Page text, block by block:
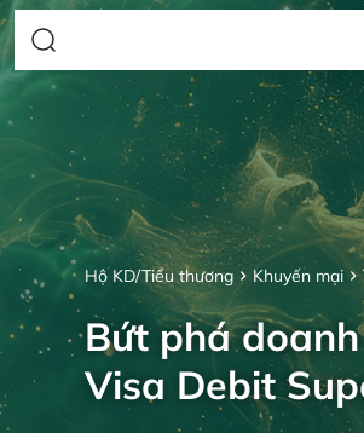
Hộ KD/Tiểu thương Khuyến mại
Bứt phá
Visa Debit